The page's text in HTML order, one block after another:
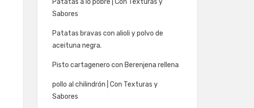
Patatas a lo pobre | Con Texturas y
Sabores
Patatas bravas con alioli y polvo de
aceituna negra.
Pisto cartagenero con Berenjena rellena
pollo al chilindrón | Con Texturas y
Sabores